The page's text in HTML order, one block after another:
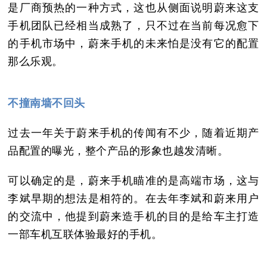
是厂商预热的一种方式，这也从侧面说明蔚来这支
手机团队已经相当成熟了，只不过在当前每况愈下
的手机市场中，蔚来手机的未来怕是没有它的配置
那么乐观。
不撞南墙不回头
过去一年关于蔚来手机的传闻有不少，随着近期产
品配置的曝光，整个产品的形象也越发清晰。
可以确定的是，蔚来手机瞄准的是高端市场，这与
李斌早期的想法是相符的。在去年李斌和蔚来用户
的交流中，他提到蔚来造手机的目的是给车主打造
一部车机互联体验最好的手机。